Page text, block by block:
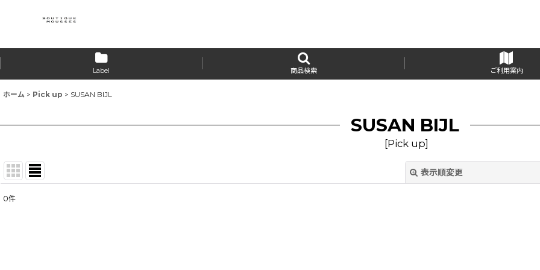
Label 商品検索 ご利用案内
ホーム > Pick up > SUSAN BIJL
SUSAN BIJL
[Pick up]
表示順変更
0件